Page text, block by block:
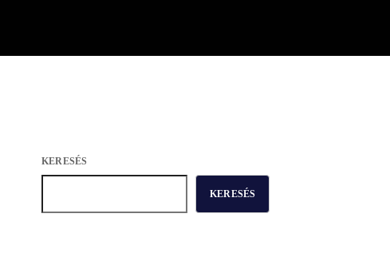
KERESÉS
KERESÉS